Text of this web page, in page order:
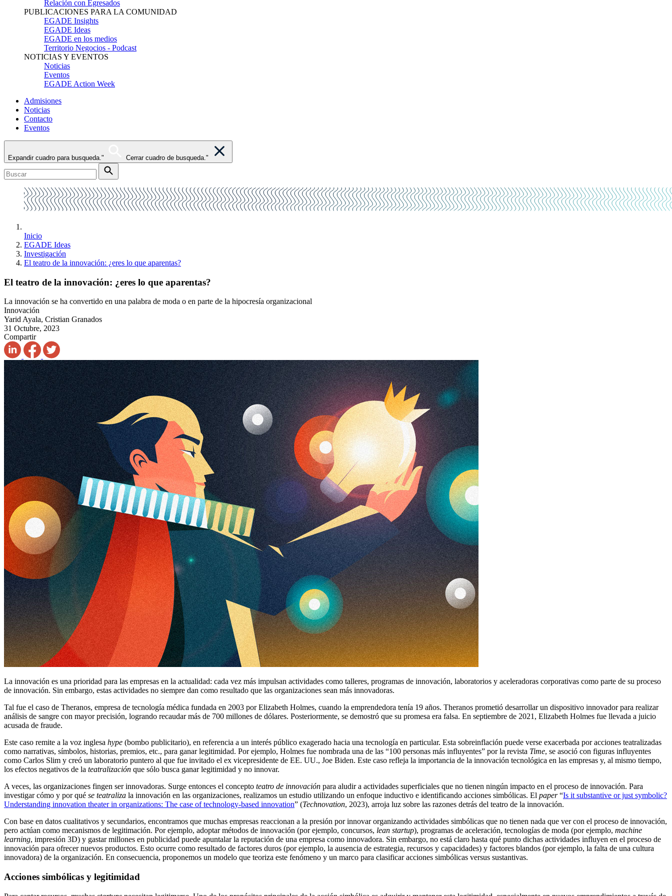
Relación con Egresados
PUBLICACIONES PARA LA COMUNIDAD
EGADE Insights
EGADE Ideas
EGADE en los medios
Territorio Negocios - Podcast
NOTICIAS Y EVENTOS
Noticias
Eventos
EGADE Action Week
Admisiones
Noticias
Contacto
Eventos
Expandir cuadro para busqueda." Cerrar cuadro de busqueda."
Inicio
EGADE Ideas
Investigación
El teatro de la innovación: ¿eres lo que aparentas?
El teatro de la innovación: ¿eres lo que aparentas?
La innovación se ha convertido en una palabra de moda o en parte de la hipocresía organizacional
Innovación
Yarid Ayala, Cristian Granados
31 Octubre, 2023
Compartir
La innovación es una prioridad para las empresas en la actualidad: cada vez más impulsan actividades como talleres, programas de innovación, laboratorios y aceleradoras corporativas como parte de su proceso
de innovación. Sin embargo, estas actividades no siempre dan como resultado que las organizaciones sean más innovadoras.
Tal fue el caso de Theranos, empresa de tecnología médica fundada en 2003 por Elizabeth Holmes, cuando la emprendedora tenía 19 años. Theranos prometió desarrollarun dispositivo innovador para realizar
análisis de sangre con mayor precisión, logrando recaudar más de 700 millones de dólares. Posteriormente, se demostró que su promesa era falsa. En septiembre de 2021, Elizabeth Holmes fue llevada a juicio
acusada de fraude.
Este caso remite a la voz inglesa hype (bombo publicitario), en referencia a un interés público exagerado hacia una tecnología en particular. Esta sobreinflación puede verse exacerbada por acciones teatralizadas
como narrativas, símbolos, historias, premios, etc., para ganar legitimidad. Por ejemplo, Holmes fue nombrada una de las “100 personas más influyentes” porla revista Time, se asoció con figuras influyentes
como Carlos Slim y creó un laboratorio puntero al que fue invitado el ex vicepresidente de EE. UU., Joe Biden. Este caso refleja la importancia de la innovación tecnológica en las empresas y, al mismo tiempo,
los efectos negativos de la teatralización que sólo busca ganarlegitimidad y no innovar.
Aveces, las organizaciones fingen ser innovadoras. Surge entonces el concepto teatro de innovación para aludir a actividades superficiales que no tienen ningún impacto en el proceso de innovación. Para
investigar cómo y por qué se teatraliza la innovación en las organizaciones, realizamos un estudio utilizando un enfoque inductivo e identificando acciones simbólicas. El paper “Is it substantive or just symbolic?
Understanding innovation theater in organizations: The case of technology-based innovation” (Technovation, 2023), arroja luz sobre las razones detrás del teatro de la innovación.
Con base en datos cualitativos y secundarios, encontramos que muchas empresas reaccionan a la presión porinnovarorganizando actividades simbólicas que no tienen nada que vercon el proceso de innovación,
pero actúan como mecanismos de legitimación. Por ejemplo, adoptar métodos de innovación (por ejemplo, concursos, lean startup), programas de aceleración, tecnologías de moda (por ejemplo, machine
learning, impresión 3D) y gastar millones en publicidad puede apuntalar la reputación de una empresa como innovadora. Sin embargo, no está claro hasta qué punto dichas actividades influyen en el proceso de
innovación para ofrecer nuevos productos. Esto ocurre como resultado de factores duros (por ejemplo, la ausencia de estrategia, recursos y capacidades) y factores blandos (por ejemplo, la falta de una cultura
innovadora) de la organización. En consecuencia, proponemos un modelo que teoriza este fenómeno y un marco para clasificar acciones simbólicas versus sustantivas.
Acciones simbólicas y legitimidad